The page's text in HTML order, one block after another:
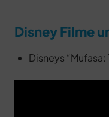
Disney Filme
Disneys